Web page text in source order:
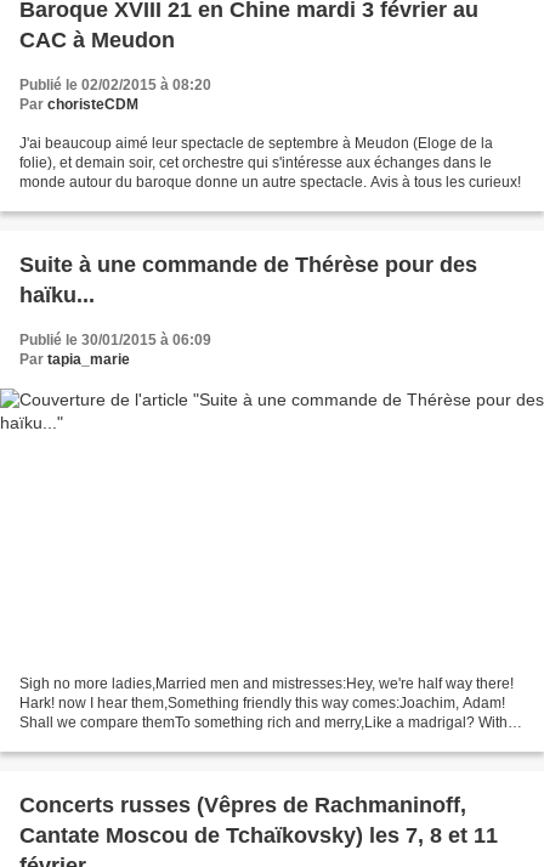
Baroque XVIII 21 en Chine mardi 3 février au
CAC à Meudon
Publié le 02/02/2015 à 08:20
Par choristeCDM
J'ai beaucoup aimé leur spectacle de septembre à Meudon (Eloge de la
folie), et demain soir, cet orchestre qui s'intéresse aux échanges dans le
monde autour du baroque donne un autre spectacle. Avis à tous les curieux!
Suite à une commande de Thérèse pour des
haïku...
Publié le 30/01/2015 à 06:09
Par tapia_marie
Sigh no more ladies,Married men and mistresses:Hey, we're half way there!
Hark! now I hear them,Something friendly this way comes:Joachim, Adam!
Shall we compare themTo something rich and merry,Like a madrigal? With
Concerts russes (Vêpres de Rachmaninoff,
Cantate Moscou de Tchaïkovsky) les 7, 8 et 11